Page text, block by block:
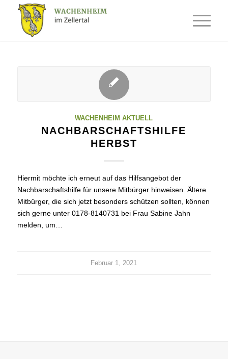
WACHENHEIM AKTUELL
NACHBARSCHAFTSHILFE
HERBST
Hiermit möchte ich erneut auf das Hilfsangebot der
Nachbarschaftshilfe für unsere Mitbürger hinweisen. Ältere
Mitbürger, die sich jetzt besonders schützen sollten, können
sich gerne unter 0178-8140731 bei Frau Sabine Jahn
melden, um…
Februar 1, 2021